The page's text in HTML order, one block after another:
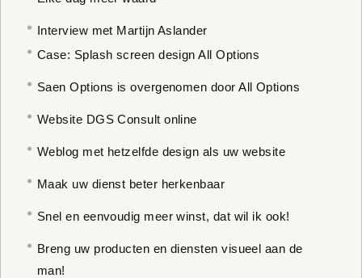
Interview met Martijn Aslander
Case: Splash screen design All Options
Saen Options is overgenomen door All Options
Website DGS Consult online
Weblog met hetzelfde design als uw website
Maak uw dienst beter herkenbaar
Snel en eenvoudig meer winst, dat wil ik ook!
Breng uw producten en diensten visueel aan de
man!